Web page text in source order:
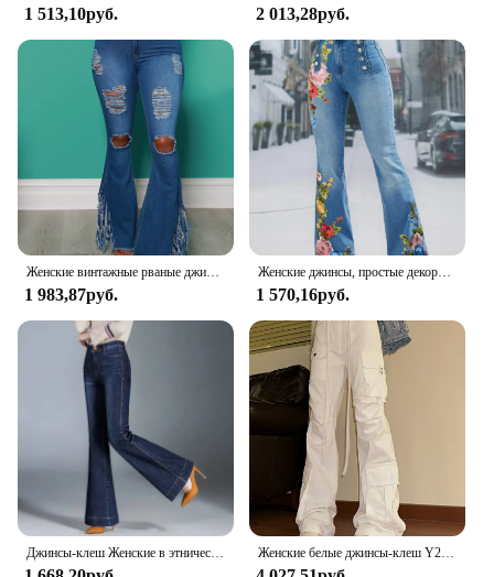
1 513,10руб. 2 013,28руб.
1 983,87руб.
Женские джинсы, простые декоративные расклешенные брюки на пуговицах, длинные джинсовые брюки с цветочной вышивкой, женские джинсы с широкими штанинами и высокой талией
1 570,16руб.
Женские белые джинсы-клеш Y2k, летние милые облегающие джинсы с высокой талией и карманами в американском стиле